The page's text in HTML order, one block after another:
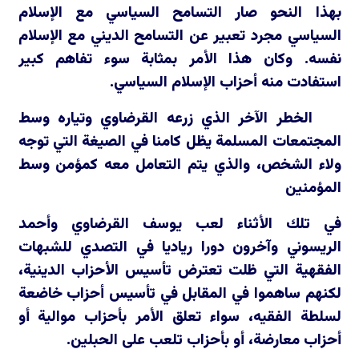
بهذا النحو صار التسامح السياسي مع الإسلام
السياسي مجرد تعبير عن التسامح الديني مع الإسلام
نفسه. وكان هذا الأمر بمثابة سوء تفاهم كبير
استفادت منه أحزاب الإسلام السياسي.
الخطر الآخر الذي زرعه القرضاوي وتياره وسط
المجتمعات المسلمة يظل كامنا في الصيغة التي توجه
ولاء الشخص، والذي يتم التعامل معه كمؤمن وسط
المؤمنين
في تلك الأثناء لعب يوسف القرضاوي وأحمد
الريسوني وآخرون دورا رياديا في التصدي للشبهات
الفقهية التي ظلت تعترض تأسيس الأحزاب الدينية،
لكنهم ساهموا في المقابل في تأسيس أحزاب خاضعة
لسلطة الفقيه، سواء تعلق الأمر بأحزاب موالية أو
أحزاب معارضة، أو بأحزاب تلعب على الحبلين.